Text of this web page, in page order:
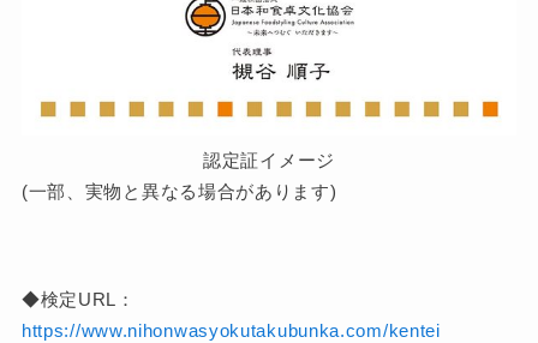
認定証イメージ
(一部、実物と異なる場合があります)
◆検定URL：
https://www.nihonwasyokutakubunka.com/kentei